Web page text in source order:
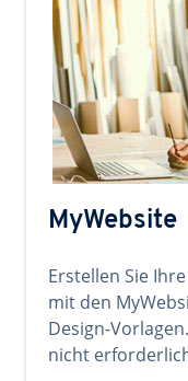
MyWebsite
Erstellen Sie
mit den
Design-
nicht